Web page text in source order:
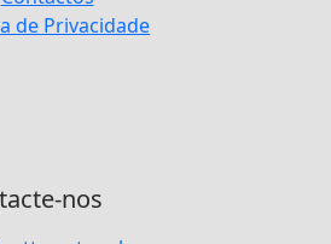
de Privacidade
nos